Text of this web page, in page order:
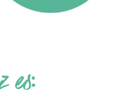
es: